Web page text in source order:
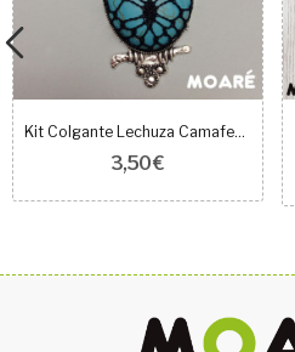
Kit Colgante Lechuza Camafeo turquesa + picado...
3,50 €